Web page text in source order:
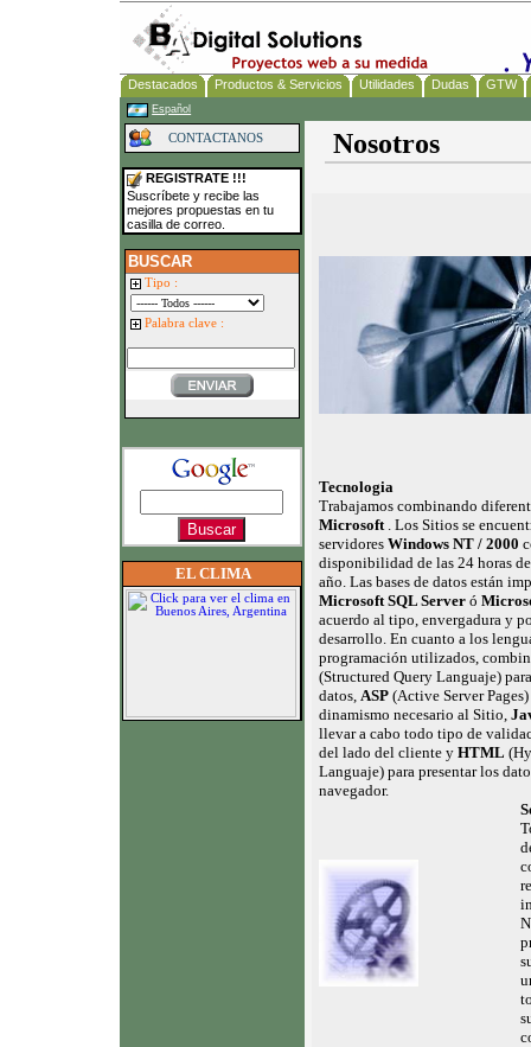
Destacados Productos & Servicios Utilidades Dudas GTW
Español
CONTACTANOS
REGISTRATE !!!
Suscríbete y recibe las
mejores propuestas en tu
casilla de correo.
BUSCAR
Tipo :
Palabra clave :
EL CLIMA
Nosotros
Tecnologia
Trabajamos combinando
Microsoft . Los Sitios se
servidoresWindows NT / 2000
disponibilidad de las 24 horas
año. Las bases de datos están
Microsoft SQL Server ó
acuerdo al tipo, envergadura y
desarrollo. En cuanto a los
programación utilizados,
(Structured Query Languaje)
datos,ASP (Active Server
dinamismo necesario al Sitio,
llevar a cabo todo tipo de
del lado del cliente yHTML
Languaje) para presentar los
navegador.